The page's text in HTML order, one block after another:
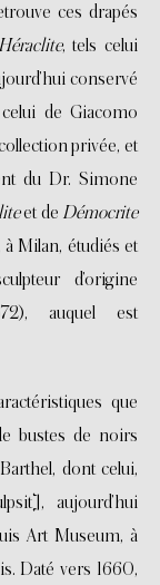
ces drapés
Héraclite, tels celui
conservé
de Giacomo
privée, et
du Dr. Simone
et de Démocrite
Milan, étudiés et
d’origine
auquel est
que
bustes de noirs
dont celui,
aujourd’hui
Art Museum, à
Daté vers 1660,